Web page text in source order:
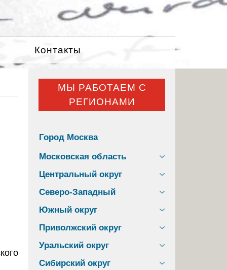
Контакты
МЫ РАБОТАЕМ С
РЕГИОНАМИ
Город Москва
Московская область
Центральный округ
Северо-Западный
Южный округ
Приволжский округ
Уральский округ
Сибирский округ